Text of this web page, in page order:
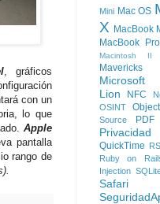
, gráficos
con un
lo que
Apple
pantalla
rango de
Mini Mac OS
X MacBook
MacBook Pro
Macintosh II
Mavericks
Microsoft
Lion
NFC
OSINT
Source
PDF
Privacidad
QuickTime
Ruby on
Injection
Safari